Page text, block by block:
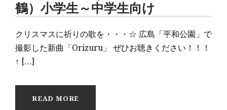
鶴）小学生～中学生向け
クリスマスに祈りの歌を・・・☆ 広島「平和公園」で
撮影した新曲「Orizuru」 ぜひお聴きください！！！
↑ […]
READ MORE